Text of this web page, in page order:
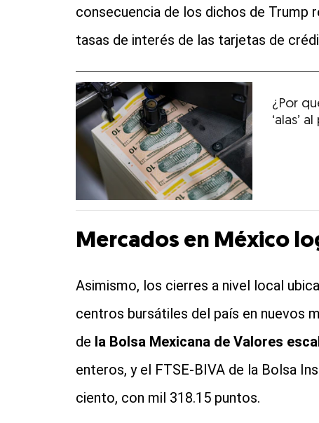
consecuencia de los dichos de Trump
tasas de interés de las tarjetas de
¿Por
‘alas’
Mercados en México
Asimismo, los cierres a nivel local
centros bursátiles del país en nuevos
de la Bolsa Mexicana de Valores
enteros, y el FTSE-BIVA de la Bolsa
ciento, con mil 318.15 puntos.